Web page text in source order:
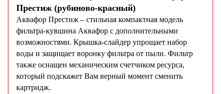
Престиж (рубиново-красный)
Аквафор Престиж – стильная компактная модель
фильтра-кувшина Аквафор с дополнительными
возможностями. Крышка-слайдер упрощает набор
воды и защищает воронку фильтра от пыли. Фильтр
также оснащен механическим счетчиком ресурса,
который подскажет Вам верный момент сменить
картридж.